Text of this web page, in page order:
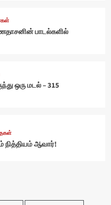
பாடல்களில்
ஒரு மடல் – 315
நித்தியம் ஆவார்!